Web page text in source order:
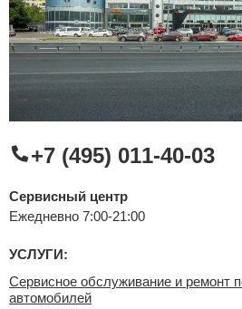
Избранное
Сравнение
Личный кабинет
+7 (495) 011-40-03
Сервисный центр
Ежедневно 7:00-21:00
УСЛУГИ:
Сервисное обслуживание и ремонт
автомобилей